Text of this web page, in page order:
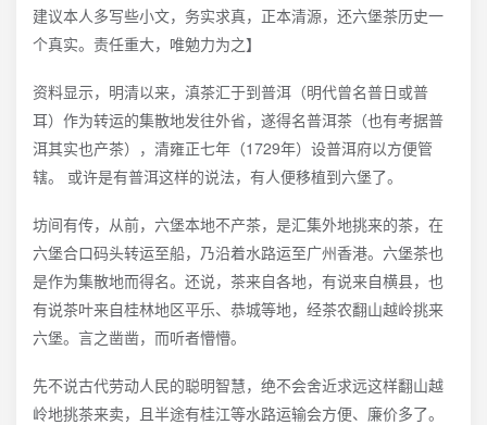
建议本人多写些小文，务实求真，正本清源，还六堡茶历史一
个真实。责任重大，唯勉力为之】
资料显示，明清以来，滇茶汇于到普洱（明代曾名普日或普
耳）作为转运的集散地发往外省，遂得名普洱茶（也有考据普
洱其实也产茶），清雍正七年（1729年）设普洱府以方便管
辖。 或许是有普洱这样的说法，有人便移植到六堡了。
坊间有传，从前，六堡本地不产茶，是汇集外地挑来的茶，在
六堡合口码头转运至船，乃沿着水路运至广州香港。六堡茶也
是作为集散地而得名。还说，茶来自各地，有说来自横县，也
有说茶叶来自桂林地区平乐、恭城等地，经茶农翻山越岭挑来
六堡。言之凿凿，而听者懵懵。
先不说古代劳动人民的聪明智慧，绝不会舍近求远这样翻山越
岭地挑茶来卖，且半途有桂江等水路运输会方便、廉价多了。